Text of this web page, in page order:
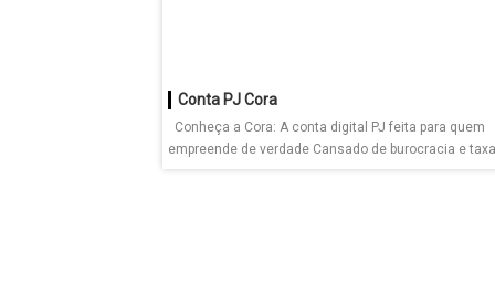
Conta PJ Cora
Conheça a Cora: A conta digital PJ feita para quem
empreende de verdade Cansado de burocracia e